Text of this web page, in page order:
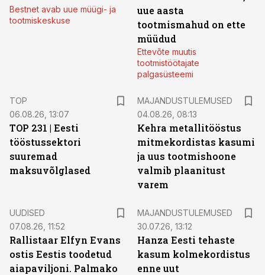
Bestnet avab uue müügi- ja
tootmiskeskuse
uue aasta
tootmismahud on ette
müüdud
Ettevõte muutis
tootmistöötajate
palgasüsteemi
TOP
06.08.26, 13:07
TOP 231 | Eesti
tööstussektori
suuremad
maksuvõlglased
MAJANDUSTULEMUSED
04.08.26, 08:13
Kehra metallitööstus
mitmekordistas kasumi
ja uus tootmishoone
valmib plaanitust
varem
UUDISED
07.08.26, 11:52
Rallistaar Elfyn Evans
ostis Eestis toodetud
aiapaviljoni. Palmako
MAJANDUSTULEMUSED
30.07.26, 13:12
Hanza Eesti tehaste
kasum kolmekordistus
enne uut